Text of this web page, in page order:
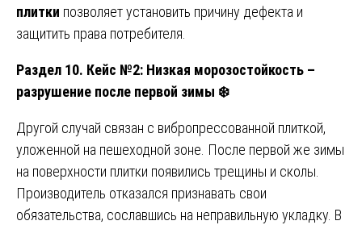
плитки позволяет установить причину дефекта и
защитить права потребителя.
Раздел 10. Кейс №2: Низкая морозостойкость –
разрушение после первой зимы ❄️
Другой случай связан с вибропрессованной плиткой,
уложенной на пешеходной зоне. После первой же зимы
на поверхности плитки появились трещины и сколы.
Производитель отказался признавать свои
обязательства, сославшись на неправильную укладку. В